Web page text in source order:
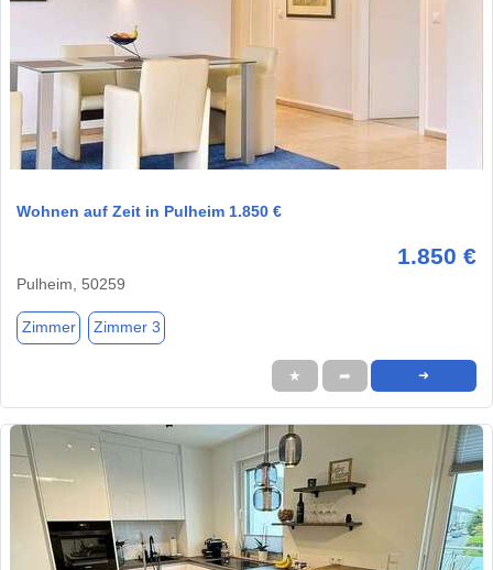
Wohnen auf Zeit in Pulheim 1.850 €
1.850 €
Pulheim, 50259
Zimmer Zimmer 3
★ ➦ ➜